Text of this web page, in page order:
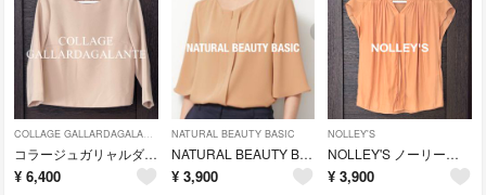
COLLAGE GALLARDAGALANTE
コラージュガリャルダガランテ ブラウス プルオーバー 七分袖 オフィス オケージョン 通勤
¥ 6,400
NATURAL BEAUTY BASIC
NATURAL BEAUTY BASIC ナチュラルビューティーベーシック ブラウス ハーフスリーブ フレアスリーブ
¥ 3,900
NOLLEY'S
NOLLEY'S ノーリーズ キーネック ギャザー ブラウス スリットネック フレンチスリーブ オフィス オフィスカジュアル
¥ 3,900